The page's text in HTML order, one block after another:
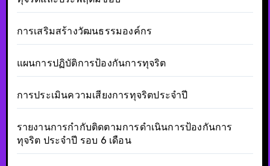
การเสริมสร้างวัฒนธรรมองค์กร
แผนการปฏิบัติการป้องกันการทุจริต
การประเมินความเสียงการทุจริตประจำปี
รายงานการกำกับติดตามการดำเนินการป้องกันการ
ทุจริต ประจำปี รอบ 6 เดือน